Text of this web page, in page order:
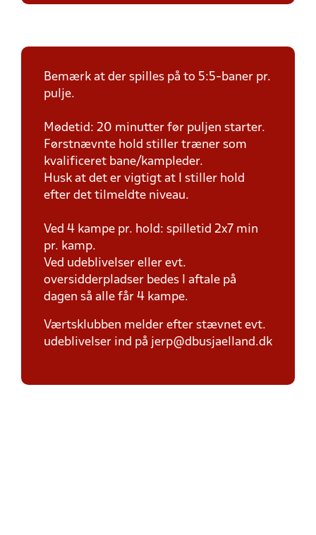
Bemærk at der spilles på to 5:5-baner pr.
pulje.
Mødetid: 20 minutter før puljen starter.
Førstnævnte hold stiller træner som
kvalificeret bane/kampleder.
Husk at det er vigtigt at I stiller hold
efter det tilmeldte niveau.
Ved 4 kampe pr. hold: spilletid 2x7 min
pr. kamp.
Ved udeblivelser eller evt.
oversidderpladser bedes I aftale på
dagen så alle får 4 kampe.
Værtsklubben melder efter stævnet evt.
udeblivelser ind på jerp@dbusjaelland.dk